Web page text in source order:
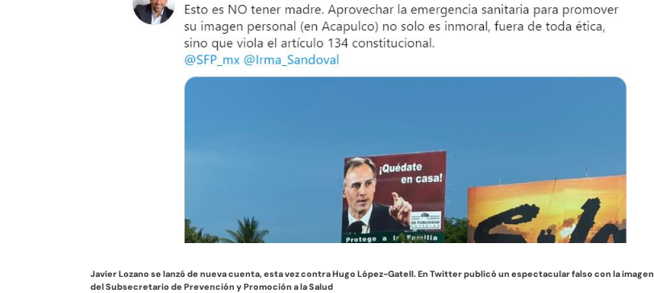
Javier Lozano se lanzó de nueva cuenta, esta vez contra Hugo López-Gatell. En Twitter publicó un espectacular falso con la imagen
del Subsecretario de Prevención y Promoción a la Salud